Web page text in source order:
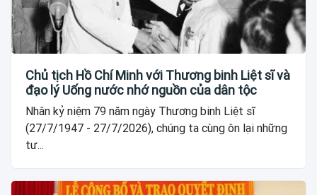
Chủ tịch Hồ Chí Minh với Thương binh Liệt sĩ và
đạo lý Uống nước nhớ nguồn của dân tộc
Nhân kỷ niệm 79 năm ngày Thương binh Liệt sĩ
(27/7/1947 - 27/7/2026), chúng ta cùng ôn lại những
tư...